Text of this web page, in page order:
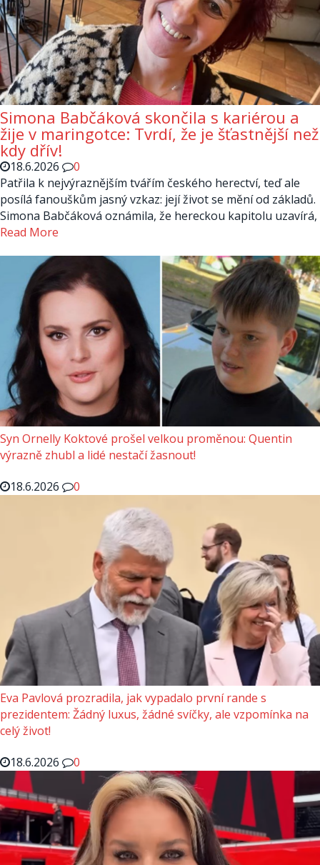
Simona Babčáková skončila s kariérou a
žije v maringotce: Tvrdí, že je šťastnější než
kdy dřív!
18.6.2026
0
Patřila k nejvýraznějším tvářím českého herectví, teď ale
posílá fanouškům jasný vzkaz: její život se mění od základů.
Simona Babčáková oznámila, že hereckou kapitolu uzavírá,
Read More
Syn Ornelly Koktové prošel velkou proměnou: Quentin
výrazně zhubl a lidé nestačí žasnout!
18.6.2026
0
Eva Pavlová prozradila, jak vypadalo první rande s
prezidentem: Žádný luxus, žádné svíčky, ale vzpomínka na
celý život!
18.6.2026
0